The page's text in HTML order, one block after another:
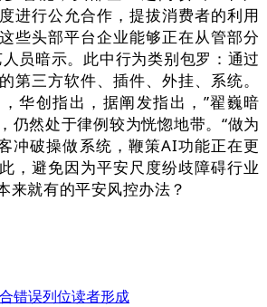
进行公允合作，提拔消费者的利用
些头部平台企业能够正在从管部分
员暗示。此中行为类别包罗：通过
第三方软件、插件、外挂、系统。
华创指出，据阐发指出，”翟巍暗
仍然处于律例较为恍惚地带。“做为
冲破操做系统，鞭策AI功能正在更
，避免因为平安尺度纷歧障碍行业
来就有的平安风控办法？
错误列位读者形成